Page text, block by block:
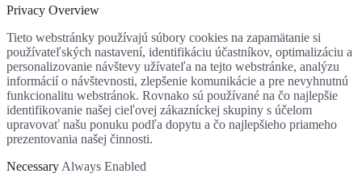
Privacy Overview
Tieto webstránky používajú súbory cookies na zapamätanie si
používateľských nastavení, identifikáciu účastníkov, optimalizáciu a
personalizovanie návštevy užívateľa na tejto webstránke, analýzu
informácií o návštevnosti, zlepšenie komunikácie a pre nevyhnutnú
funkcionalitu webstránok. Rovnako sú používané na čo najlepšie
identifikovanie našej cieľovej zákazníckej skupiny s účelom
upravovať našu ponuku podľa dopytu a čo najlepšieho priameho
prezentovania našej činnosti.
Necessary Always Enabled